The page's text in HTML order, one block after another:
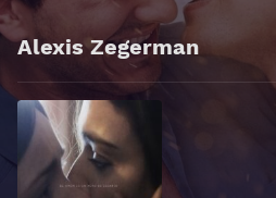
Alexis Zegerman